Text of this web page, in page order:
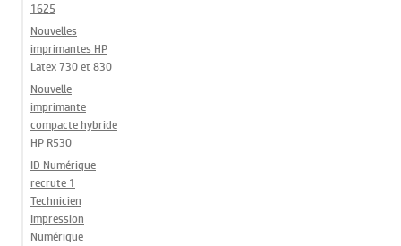
1625
Nouvelles
imprimantes HP
Latex 730 et 830
Nouvelle
imprimante
compacte hybride
HP R530
ID Numérique
recrute 1
Technicien
Impression
Numérique